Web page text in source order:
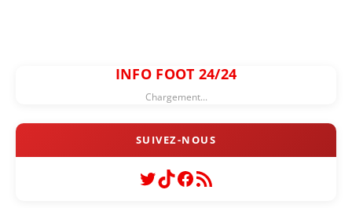
INFO FOOT 24/24
Chargement...
Twitter
TikTok
Facebook
Flux RSS